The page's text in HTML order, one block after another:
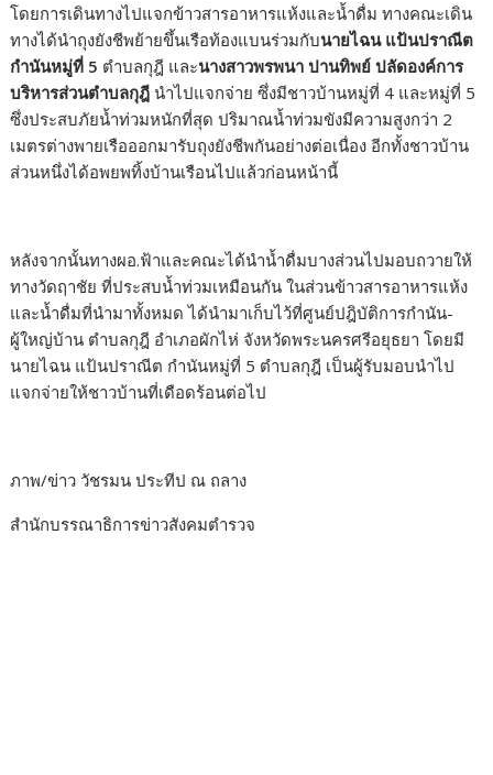
โดยการเดินทางไปแจกข้าวสารอาหารแห้งและน้ำดื่ม ทางคณะเดิน
ทางได้นำถุงยังชีพย้ายขึ้นเรือท้องแบนร่วมกับนายไฉน แป้นปราณีต
กำนันหมู่ที่ 5 ตำบลกุฎี และนางสาวพรพนา ปานทิพย์ ปลัดองค์การ
บริหารส่วนตำบลกุฎี นำไปแจกจ่าย ซึ่งมีชาวบ้านหมู่ที่ 4 และหมู่ที่ 5
ซึ่งประสบภัยน้ำท่วมหนักที่สุด ปริมาณน้ำท่วมขังมีความสูงกว่า 2
เมตรต่างพายเรือออกมารับถุงยังชีพกันอย่างต่อเนื่อง อีกทั้งชาวบ้าน
ส่วนหนึ่งได้อพยพทิ้งบ้านเรือนไปแล้วก่อนหน้านี้
หลังจากนั้นทางผอ.ฟ้าและคณะได้นำน้ำดื่มบางส่วนไปมอบถวายให้
ทางวัดฤาชัย ที่ประสบน้ำท่วมเหมือนกัน ในส่วนข้าวสารอาหารแห้ง
และน้ำดื่มที่นำมาทั้งหมด ได้นำมาเก็บไว้ที่ศูนย์ปฎิบัติการกำนัน-
ผู้ใหญ่บ้าน ตำบลกุฎี อำเภอผักไห่ จังหวัดพระนครศรีอยุธยา โดยมี
นายไฉน แป้นปราณีต กำนันหมู่ที่ 5 ตำบลกุฎี เป็นผู้รับมอบนำไป
แจกจ่ายให้ชาวบ้านที่เดือดร้อนต่อไป
ภาพ/ข่าว วัชรมน ประทีป ณ ถลาง
สำนักบรรณาธิการข่าวสังคมตำรวจ